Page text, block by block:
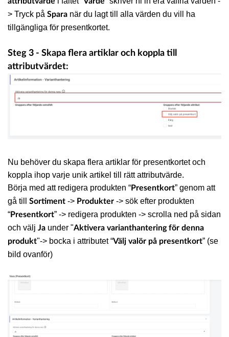
> Tryck på Spara när du lagt till alla värden du vill ha
tillgängliga för presentkortet.
Steg 3 - Skapa flera artiklar och koppla till
attributvärdet:
Nu behöver du skapa flera artiklar för presentkortet och
koppla ihop varje unik artikel till rätt attributvärde.
Börja med att redigera produkten “Presentkort” genom att
gå till Sortiment -> Produkter -> sök efter produkten
“Presentkort” -> redigera produkten -> scrolla ned på sidan
och välj Ja under "Aktivera varianthantering för denna
produkt"-> bocka i attributet “Välj valör på presentkort” (se
bild ovanför)